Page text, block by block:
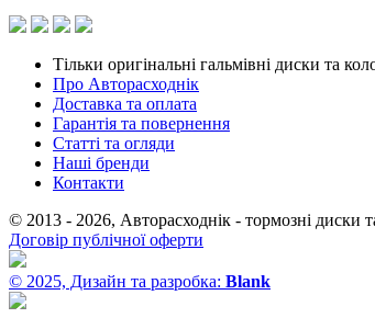
Тільки оригінальні гальмівні диски та
Про Авторасходнік
Доставка та оплата
Гарантія та повернення
Статті та огляди
Наші бренди
Контакти
© 2013 - 2026, Авторасходнік - тормозні диски
Договір публічної оферти
© 2025, Дизайн та разробка: Blank